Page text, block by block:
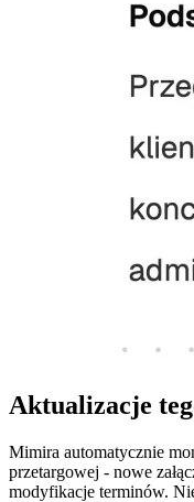
Aktualizacje
Mimira automatycznie
przetargowej - nowe
modyfikacje terminów.